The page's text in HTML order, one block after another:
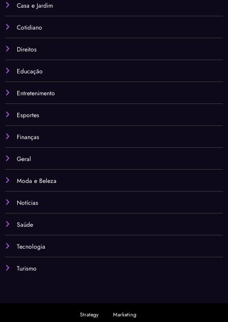
Casa e Jardim
Cotidiano
Direitos
Educação
Entretenimento
Esportes
Finanças
Geral
Moda e Beleza
Notícias
Saúde
Tecnologia
Turismo
Strategy Marketing